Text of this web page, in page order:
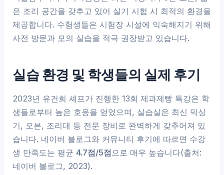
은 조리 공간을 갖추고 있어 실기 시험 시 최적의 환경을
제공합니다. 수험생들은 시험장 시설에 익숙해지기 위해
사전 방문과 모의 실습을 적극 권장받고 있습니다.
실습 환경 및 학생들의 실제 후기
2023년 유건희 셰프가 진행한 13회 제과제빵 특강은 학
생들로부터 높은 호응을 얻었으며, 실습실은 최신 믹싱
기, 오븐, 조리대 등 전문 장비로 완벽하게 갖추어져 있
습니다. 네이버 블로그와 커뮤니티 후기에 따르면 수강
생 만족도는 평균4.7점/5점 으로 매우 높습니다(출처:
네이버 블로그, 2023).